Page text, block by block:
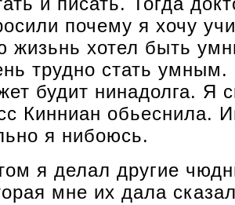
почему я хочу
жизьнь хотел быть
трудно стать
будит нинадолга. Я
Кинниан обьеснила.
я нибоюсь.
я делал другие
мне их дала